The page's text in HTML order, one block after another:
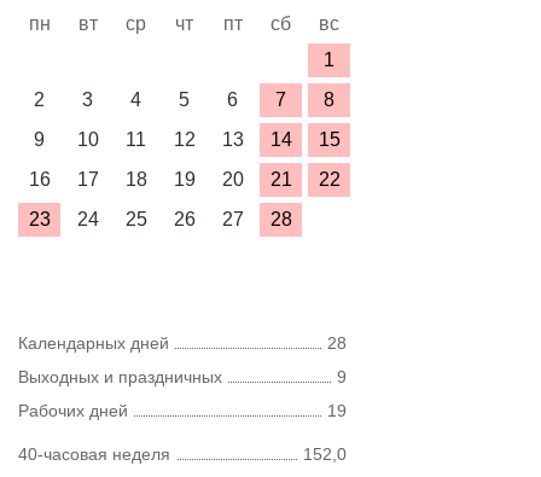
пн вт ср чт пт сб
вс
1
2
3 4 5 6 7
8
9
10 11 12 13 14
15
16
17 18 19 20 21
22
23
24 25 26 27 28
Календарных дней
28
Выходных и праздничных
9
Рабочих дней
19
40-часовая неделя
152,0